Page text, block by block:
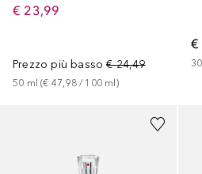
€ 23,99
Prezzo più basso € 24,49
50 ml (€ 47,98 / 100 ml )
€
30